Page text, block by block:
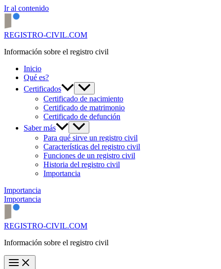
Ir al contenido
REGISTRO-CIVIL.COM
Información sobre el registro civil
Inicio
Qué es?
Certificados
Certificado de nacimiento
Certificado de matrimonio
Certificado de defunción
Saber más
Para qué sirve un registro civil
Características del registro civil
Funciones de un registro civil
Historia del registro civil
Importancia
Importancia
Importancia
REGISTRO-CIVIL.COM
Información sobre el registro civil